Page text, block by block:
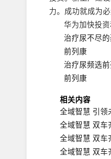
力。成功就成为必
华为加快投
治疗尿不尽
前列康
治疗尿频选
前列康
相关内容
全域智慧 引领
全域智慧 双车
全域智慧 双车
全域智慧 双车